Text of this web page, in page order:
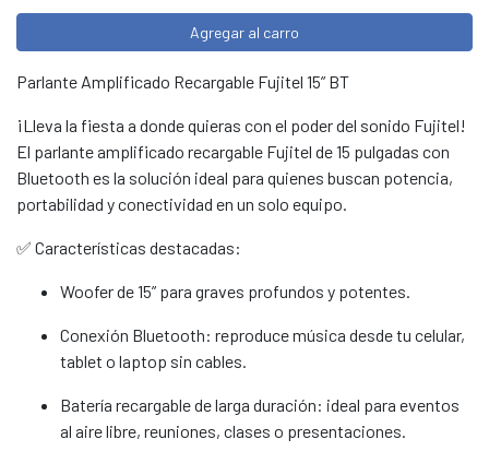
Agregar al carro
Parlante Amplificado Recargable Fujitel 15” BT
¡Lleva la fiesta a donde quieras con el poder del sonido Fujitel!
El parlante amplificado recargable Fujitel de 15 pulgadas con
Bluetooth es la solución ideal para quienes buscan potencia,
portabilidad y conectividad en un solo equipo.
✅ Características destacadas:
Woofer de 15” para graves profundos y potentes.
Conexión Bluetooth: reproduce música desde tu celular,
tablet o laptop sin cables.
Batería recargable de larga duración: ideal para eventos
al aire libre, reuniones, clases o presentaciones.